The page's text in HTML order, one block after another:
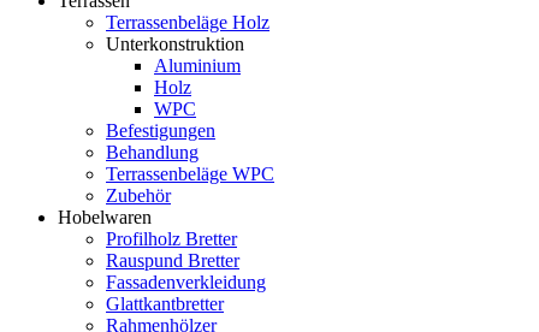
Terrassenbeläge Holz
Unterkonstruktion
Aluminium
Holz
WPC
Befestigungen
Behandlung
Terrassenbeläge WPC
Zubehör
Hobelwaren
Profilholz Bretter
Rauspund Bretter
Fassadenverkleidung
Glattkantbretter
Rahmenhölzer